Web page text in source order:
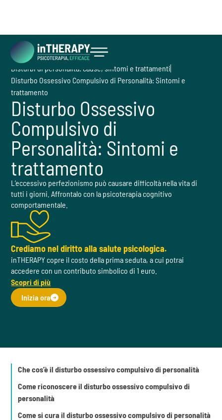
Inizia ora
Cosa facciamoDisturbi
Disturbi di personalità: cause, sintomi e trattamenti
Disturbo Ossessivo Compulsivo di Personalità: Sintomi e
trattamento
Disturbo Ossessivo
Compulsivo di
Personalità: Sintomi e
trattamento
L’eccessivo perfezionismo può causare difficoltà nella vita di
tutti i giorni. Affrontalo con la psicoterapia cognitivo
comportamentale.
Crediamo nel diritto alla salute psicologica.
inTHERAPY copre il costo della prima seduta, a cui potrai
accedere con un contributo simbolico di 1 euro.
Scopri di più
Inizia ora
Che cos’è il disturbo ossessivo compulsivo di personalità
Come riconoscere il disturbo ossessivo compulsivo di
personalità
Come si cura il disturbo ossessivo compulsivo di personalità